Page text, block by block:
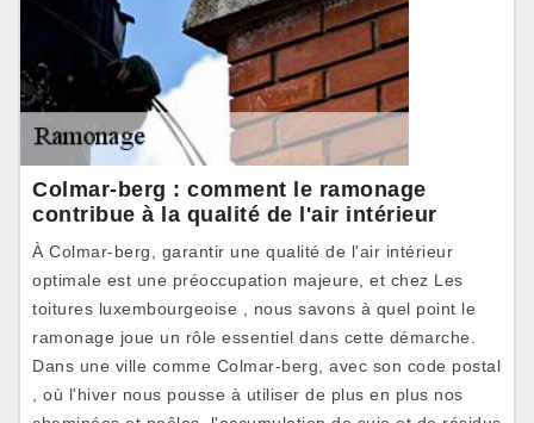
Colmar-berg : comment le ramonage
contribue à la qualité de l'air intérieur
À Colmar-berg, garantir une qualité de l'air intérieur
optimale est une préoccupation majeure, et chez Les
toitures luxembourgeoise , nous savons à quel point le
ramonage joue un rôle essentiel dans cette démarche.
Dans une ville comme Colmar-berg, avec son code postal
, où l'hiver nous pousse à utiliser de plus en plus nos